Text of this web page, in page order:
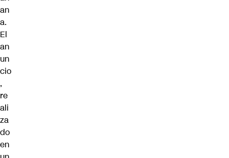
an
a.
El
an
un
cio
,
re
ali
za
do
en